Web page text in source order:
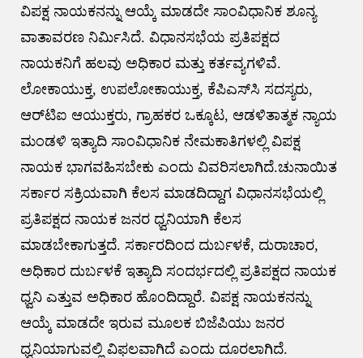
ವಿಪಕ್ಷ ನಾಯಕನನ್ನು ಆಯ್ಕೆ ಮಾಡದೇ ಸಾಂವಿಧಾನಿಕ ಶೂನ್ಯ
ವಾತಾವರಣ ನಿರ್ಮಿಸಿದೆ. ವಿಧಾನಸಭೆಯ ಪ್ರತಿಪಕ್ಷದ
ನಾಯಕನಿಗೆ ಹಲವು ಅಧಿಕಾರ ಮತ್ತು ಕರ್ತವ್ಯಗಳಿವೆ.
ಲೋಕಾಯುಕ್ತ, ಉಪಲೋಕಾಯುಕ್ತ, ಕೆಪಿಎಸ್‌ಸಿ ಸದಸ್ಯರು,
ಆರ್‌ಟಿಐ ಆಯುಕ್ತರು, ಗ್ರಾಹಕರ ಒಕ್ಕೂಟ, ಆಡಳಿತಾತ್ಮಕ ನ್ಯಾಯ
ಮಂಡಳಿ ಇತ್ಯಾದಿ ಸಾಂವಿಧಾನಿಕ ನೇಮಕಾತಿಗಳಲ್ಲಿ ವಿಪಕ್ಷ
ನಾಯಕ ಭಾಗವಹಿಸಬೇಕು ಎಂದು ವಿವರಿಸಲಾಗಿದೆ.ಚುನಾಯಿತ
ಸರ್ಕಾರ ಸಕ್ರಿಯವಾಗಿ ಕೆಲಸ ಮಾಡದಿದ್ದಾಗ ವಿಧಾನಸಭೆಯಲ್ಲಿ
ಪ್ರತಿಪಕ್ಷದ ನಾಯಕ ಜನರ ಧ್ವನಿಯಾಗಿ ಕೆಲಸ
ಮಾಡಬೇಕಾಗುತ್ತದೆ. ಸರ್ಕಾರದಿಂದ ದುರ್ಬಳಕೆ, ದುರಾಚಾರ,
ಅಧಿಕಾರ ದುರ್ಬಳಕೆ ಇತ್ಯಾದಿ ಸಂದರ್ಭದಲ್ಲಿ ಪ್ರತಿಪಕ್ಷದ ನಾಯಕ
ಧ್ವನಿ ಎತ್ತುವ ಅಧಿಕಾರ ಹೊಂದಿದ್ದಾರೆ. ವಿಪಕ್ಷ ನಾಯಕನನ್ನು
ಆಯ್ಕೆ ಮಾಡದೇ ಇರುವ ಮೂಲಕ ಬಿಜೆಪಿಯು ಜನರ
ಧ್ವನಿಯಾಗುವಲ್ಲಿ ವಿಫಲವಾಗಿದೆ ಎಂದು ದೂರಲಾಗಿದೆ.